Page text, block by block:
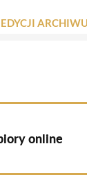
online